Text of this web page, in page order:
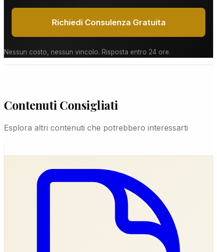
Richiedi Consulenza Gratuita
Nessun costo, nessun vincolo. Risposta entro 24 ore.
Contenuti Consigliati
Esplora altri contenuti che potrebbero interessarti